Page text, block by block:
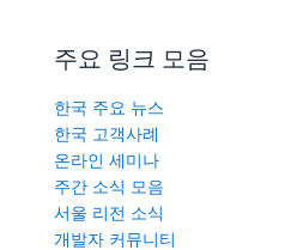
주요 링크 모음
한국 주요 뉴스
한국 고객사례
온라인 세미나
주간 소식 모음
서울 리전 소식
개발자 커뮤니티